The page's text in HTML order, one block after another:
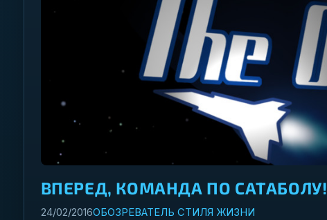
ВПЕРЕД, КОМАНДА ПО САТАБОЛУ!
24/02/2016ОБОЗРЕВАТЕЛЬ СТИЛЯ ЖИЗНИ